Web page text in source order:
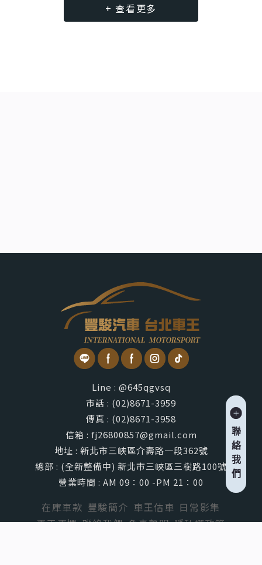
+ 查看更多
Line : @645qgvsq
市話 : (02)8671-3959
傳真 : (02)8671-3958
信箱 : fj26800857@gmail.com
地址 : 新北市三峽區介壽路一段362號
總部 : (全新整備中) 新北市三峽區三樹路100號
營業時間 : AM 09：00 -PM 21：00
在庫車款 豐駿簡介 車王估車 日常影集
車王專欄 聯絡我們 免責聲明 隱私權政策
聯
絡
我
們